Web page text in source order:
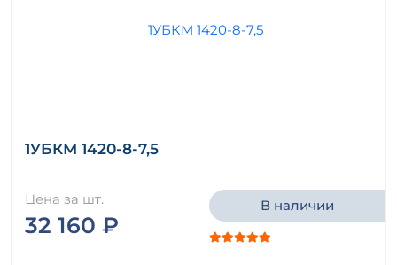
1УБКМ 1420-8-7,5
Цена за шт.
32 160 ₽
В наличии